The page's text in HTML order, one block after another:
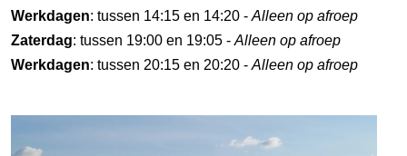
Werkdagen: tussen 14:15 en 14:20 - Alleen op afroep
Zaterdag: tussen 19:00 en 19:05 - Alleen op afroep
Werkdagen: tussen 20:15 en 20:20 - Alleen op afroep